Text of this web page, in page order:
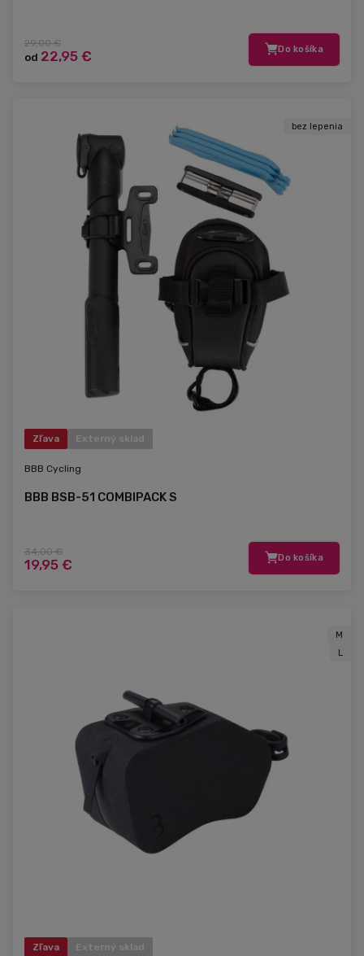
29,00 €
od 22,95 € Do košíka
bez lepenia
Zľava Externý sklad
BBB Cycling
BBB BSB-51 COMBIPACK S
34,00 €
19,95 € Do košíka
M
L
Zľava Externý sklad